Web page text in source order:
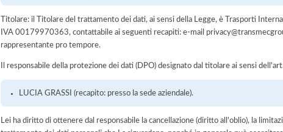
Titolare: il Titolare del trattamento dei dati, ai sensi della Legge, è Trasporti
IVA 00179970363, contattabile ai seguenti recapiti: e-mail
rappresentante pro tempore.
Il responsabile della protezione dei dati (DPO) designato dal titolare ai sensi
LUCIA GRASSI (recapito: presso la sede aziendale).
Lei ha diritto di ottenere dal responsabile la cancellazione (diritto all'oblio), la